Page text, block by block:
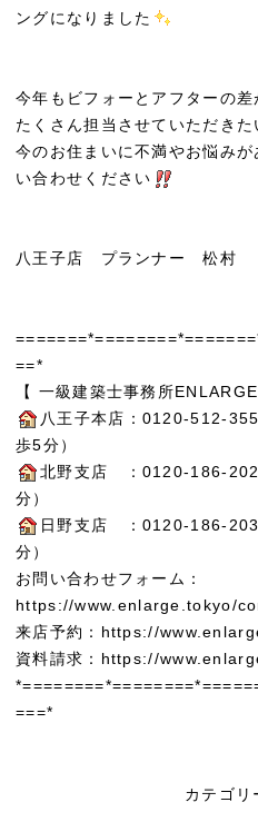
ングになりました
今年もビフォーとアフターの差
たくさん担当させていただきた
今のお住まいに不満やお悩み
い合わせください
八王子店 プランナー 松村
==*
【 一級建築士事務所ENLARGE
八王子本店：0120-512-
歩5分）
北野支店 ：0120-186-202
分）
日野支店 ：0120-186-203
分）
お問い合わせフォーム：
https://www.enlarge.tokyo/
来店予約：https://
資料請求：https://
===*
カテゴリ